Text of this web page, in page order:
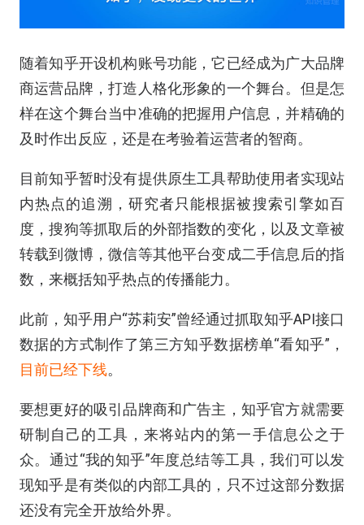
随着知乎开设机构账号功能，它已经成为广大品牌
商运营品牌，打造人格化形象的一个舞台。但是怎
样在这个舞台当中准确的把握用户信息，并精确的
及时作出反应，还是在考验着运营者的智商。
目前知乎暂时没有提供原生工具帮助使用者实现站
内热点的追溯，研究者只能根据被搜索引擎如百
度，搜狗等抓取后的外部指数的变化，以及文章被
转载到微博，微信等其他平台变成二手信息后的指
数，来概括知乎热点的传播能力。
此前，知乎用户“苏莉安”曾经通过抓取知乎API接口
数据的方式制作了第三方知乎数据榜单“看知乎”，
目前已经下线。
要想更好的吸引品牌商和广告主，知乎官方就需要
研制自己的工具，来将站内的第一手信息公之于
众。通过“我的知乎”年度总结等工具，我们可以发
现知乎是有类似的内部工具的，只不过这部分数据
还没有完全开放给外界。